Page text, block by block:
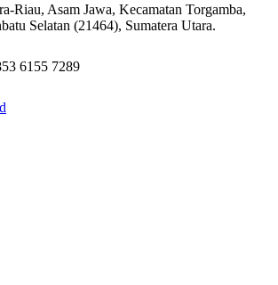
Riau, Asam Jawa, Kecamatan Torgamba,
Selatan (21464), Sumatera Utara.
6155 7289